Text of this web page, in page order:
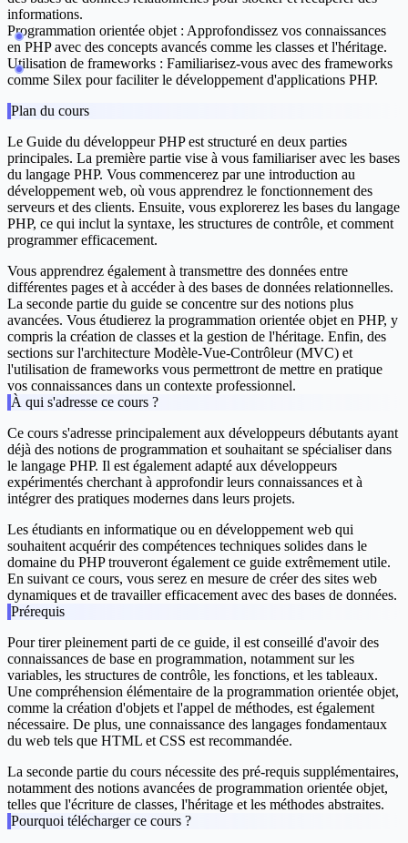
informations.
Programmation orientée objet : Approfondissez vos connaissances
en PHP avec des concepts avancés comme les classes et l'héritage.
Utilisation de frameworks : Familiarisez-vous avec des frameworks
comme Silex pour faciliter le développement d'applications PHP.
Plan du cours
Le Guide du développeur PHPest structuré en deux parties
principales. La première partie vise à vous familiariser avec les bases
du langage PHP. Vous commencerez par une introduction au
développement web, où vous apprendrez le fonctionnement des
serveurs et des clients. Ensuite, vous explorerez les bases du langage
PHP, ce qui inclut la syntaxe, les structures de contrôle, et comment
programmer efficacement.
Vous apprendrez également à transmettre des données entre
différentes pages et à accéder à des bases de données relationnelles.
La seconde partie du guide se concentre sur des notions plus
avancées. Vous étudierez la programmation orientée objet en PHP, y
compris la création de classes et la gestion de l'héritage. Enfin, des
sections sur l'architecture Modèle-Vue-Contrôleur (MVC) et
l'utilisation de frameworks vous permettront de mettre en pratique
vos connaissances dans un contexte professionnel.
À qui s'adresse ce cours ?
Ce cours s'adresse principalement aux développeurs débutants ayant
déjà des notions de programmation et souhaitant se spécialiser dans
le langage PHP. Il est également adapté aux développeurs
expérimentés cherchant à approfondir leurs connaissances et à
intégrer des pratiques modernes dans leurs projets.
Les étudiants en informatique ou en développement web qui
souhaitent acquérir des compétences techniques solides dans le
domaine du PHP trouveront également ce guide extrêmement utile.
En suivant ce cours, vous serez en mesure de créer des sites web
dynamiques et de travailler efficacement avec des bases de données.
Prérequis
Pour tirer pleinement parti de ce guide, il est conseillé d'avoir des
connaissances de base en programmation, notamment sur les
variables, les structures de contrôle, les fonctions, et les tableaux.
Une compréhension élémentaire de la programmation orientée objet,
comme la création d'objets et l'appel de méthodes, est également
nécessaire. De plus, une connaissance des langages fondamentaux
du web tels que HTML et CSS est recommandée.
La seconde partie du cours nécessite des pré-requis supplémentaires,
notamment des notions avancées de programmation orientée objet,
telles que l'écriture de classes, l'héritage et les méthodes abstraites.
Pourquoi télécharger ce cours ?